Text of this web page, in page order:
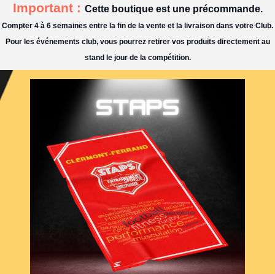
Important : Cette boutique est une précommande.
Compter 4 à 6 semaines entre la fin de la vente et la livraison dans votre Club.
Pour les événements club, vous pourrez retirer vos produits directement au
stand le jour de la compétition.